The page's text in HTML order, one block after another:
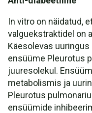
In vitro on näidatud,
valguekstraktidel on
Käesolevas
ensüüme Pleurotus
juuresolekul.
metabolismis ja
Pleurotus
ensüümide